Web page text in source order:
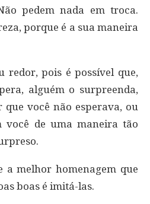
pedem nada em troca.
porque é a sua maneira
redor, pois é possível que,
alguém o surpreenda,
você não esperava, ou
você de uma maneira tão
a melhor homenagem que
boas é imitá-las.